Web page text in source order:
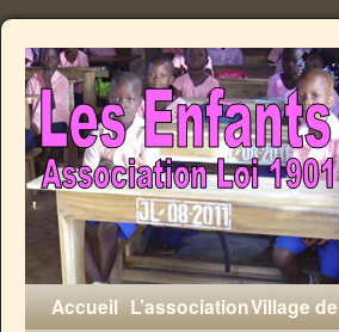
Accueil L’associationVillage de